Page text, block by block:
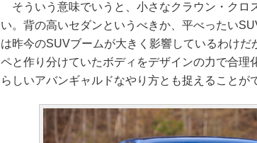
そういう意味でいうと、小さなクラウン・クロ
い。背の高いセダンというべきか、平べったい
は昨今のSUVブームが大きく影響しているわけだ
ペと作り分けていたボディをデザインの力で合理
らしいアバンギャルドなやり方とも捉えることが